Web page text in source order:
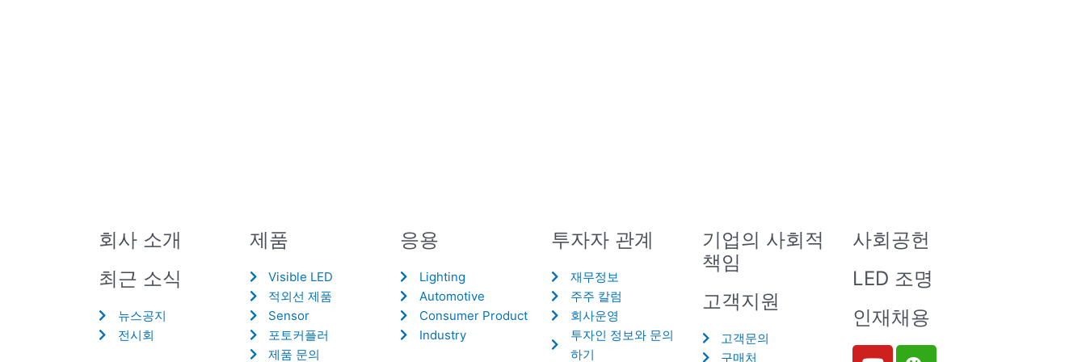
회사 소개
최근 소식
뉴스공지
전시회
제품
Visible LED
적외선 제품
Sensor
포토커플러
제품 문의
응용
Lighting
Automotive
Consumer Product
Industry
투자자 관계
재무정보
주주 칼럼
회사운영
투자인 정보와 문의
하기
기업의 사회적
책임
고객지원
고객문의
구매처
사회공헌
LED 조명
인재채용
Y W